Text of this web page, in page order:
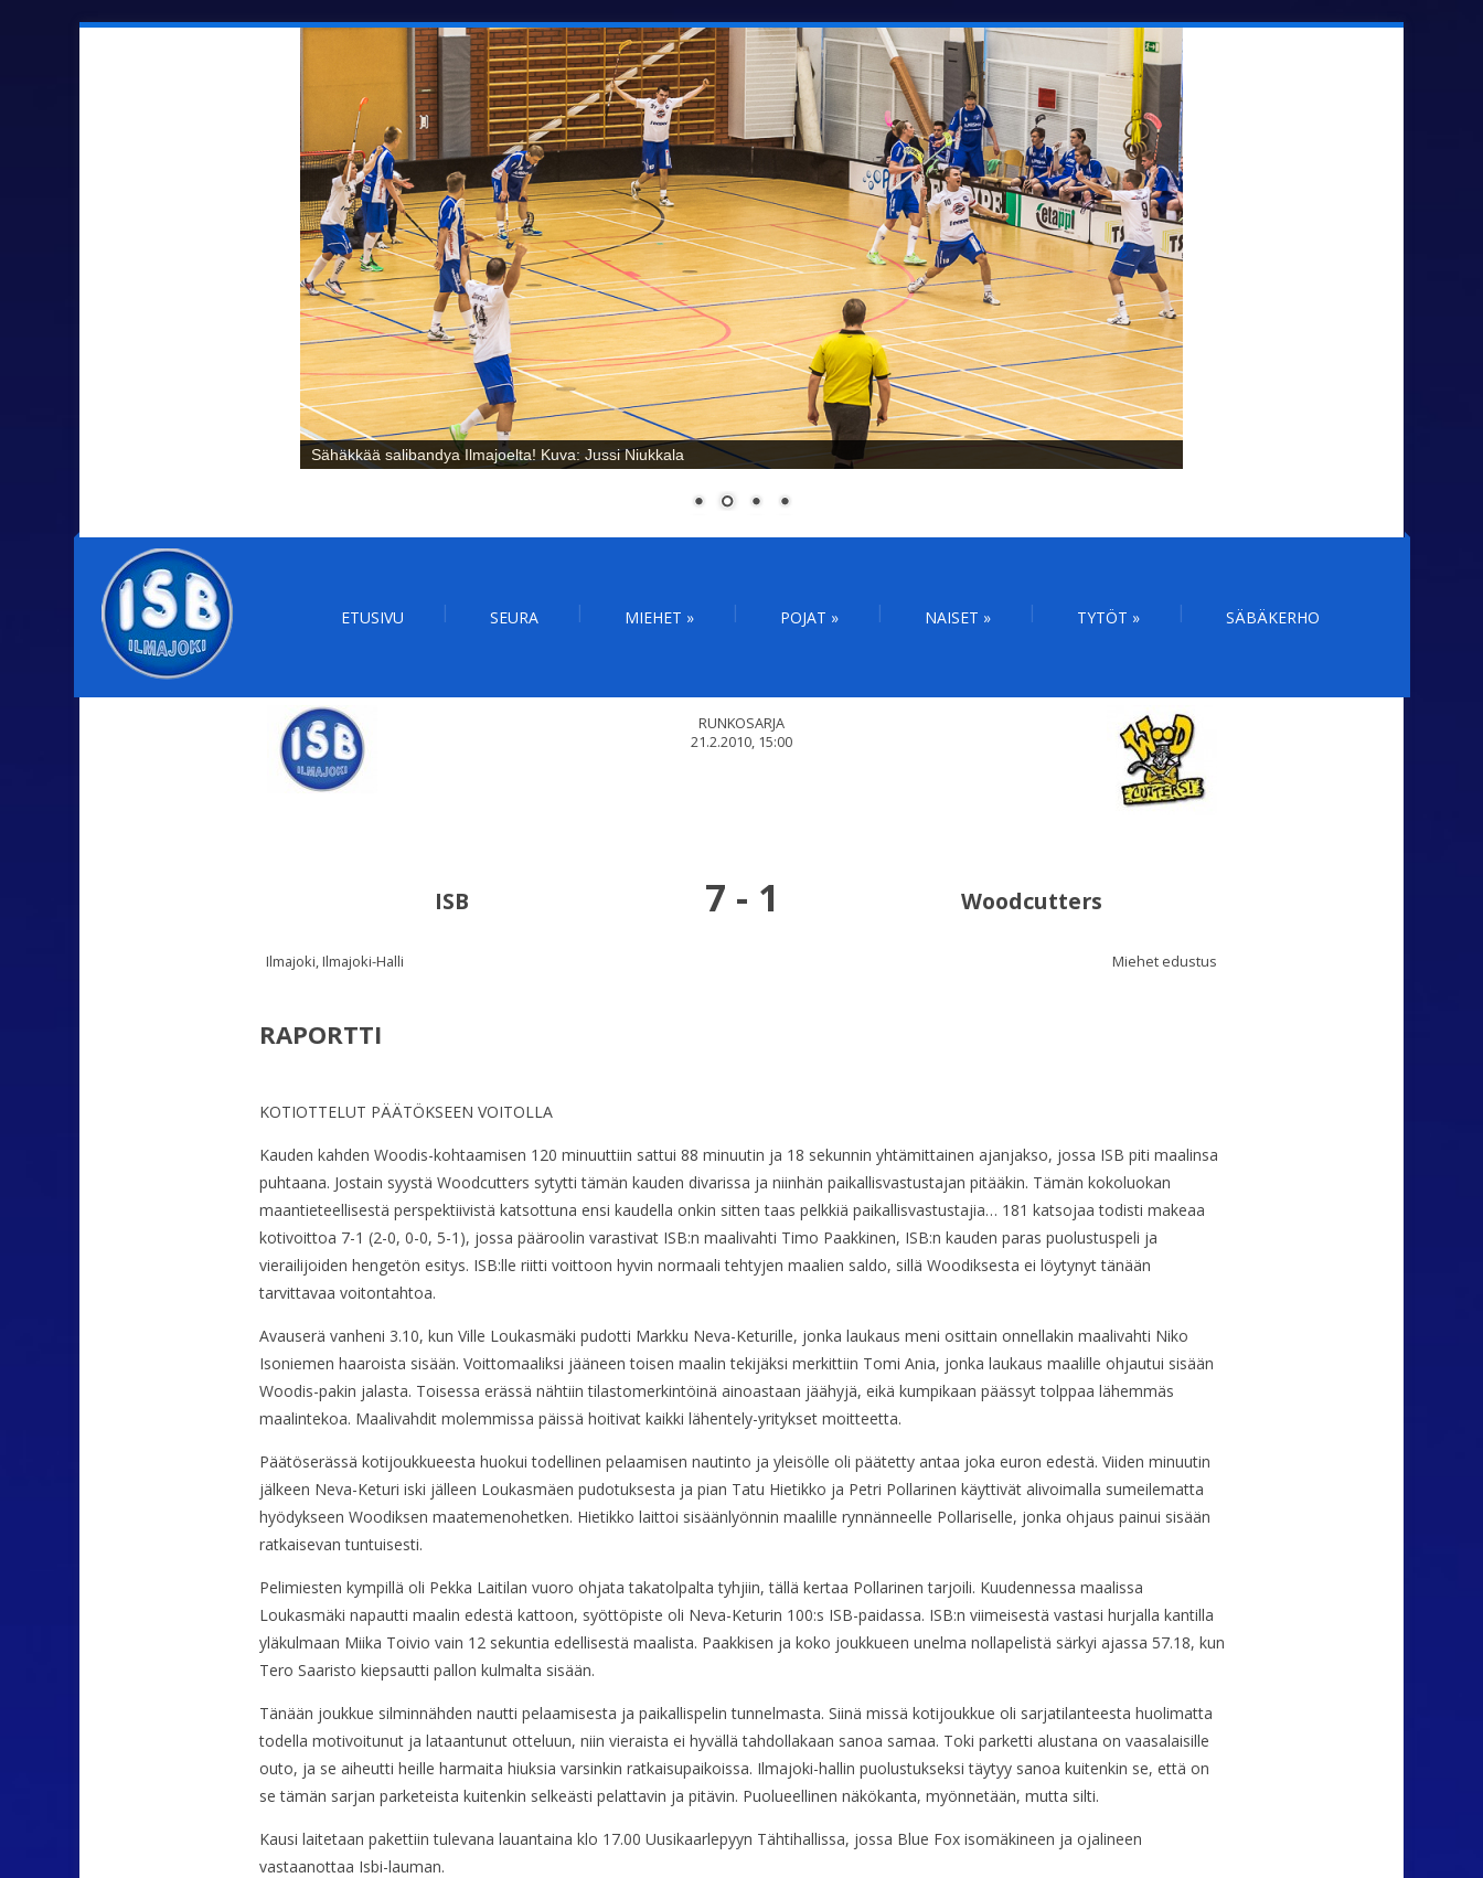
Sähäkkää salibandya Ilmajoelta! Kuva: Jussi Niukkala
ETUSIVU SEURA MIEHET » POJAT » NAISET » TYTÖT » SÄBÄKERHO
RUNKOSARJA
21.2.2010, 15:00
ISB 7 - 1 Woodcutters
Ilmajoki, Ilmajoki-Halli Miehet edustus
RAPORTTI
KOTIOTTELUT PÄÄTÖKSEEN VOITOLLA
Kauden kahden Woodis-kohtaamisen 120 minuuttiin sattui 88 minuutin ja 18 sekunnin yhtämittainen ajanjakso, jossa ISB piti maalinsa
puhtaana. Jostain syystä Woodcutters sytytti tämän kauden divarissa ja niinhän paikallisvastustajan pitääkin. Tämän kokoluokan
maantieteellisestä perspektiivistä katsottuna ensi kaudella onkin sitten taas pelkkiä paikallisvastustajia… 181 katsojaa todisti makeaa
kotivoittoa 7-1 (2-0, 0-0, 5-1), jossa pääroolin varastivat ISB:n maalivahti Timo Paakkinen, ISB:n kauden paras puolustuspeli ja
vierailijoiden hengetön esitys. ISB:lle riitti voittoon hyvin normaali tehtyjen maalien saldo, sillä Woodiksesta ei löytynyt tänään
tarvittavaa voitontahtoa.
Avauserä vanheni 3.10, kun Ville Loukasmäki pudotti Markku Neva-Keturille, jonka laukaus meni osittain onnellakin maalivahti Niko
Isoniemen haaroista sisään. Voittomaaliksi jääneen toisen maalin tekijäksi merkittiin Tomi Ania, jonka laukaus maalille ohjautui sisään
Woodis-pakin jalasta. Toisessa erässä nähtiin tilastomerkintöinä ainoastaan jäähyjä, eikä kumpikaan päässyt tolppaa lähemmäs
maalintekoa. Maalivahdit molemmissa päissä hoitivat kaikki lähentely-yritykset moitteetta.
Päätöserässä kotijoukkueesta huokui todellinen pelaamisen nautinto ja yleisölle oli päätetty antaa joka euron edestä. Viiden minuutin
jälkeen Neva-Keturi iski jälleen Loukasmäen pudotuksesta ja pian Tatu Hietikko ja Petri Pollarinen käyttivät alivoimalla sumeilematta
hyödykseen Woodiksen maatemenohetken. Hietikko laittoi sisäänlyönnin maalille rynnänneelle Pollariselle, jonka ohjaus painui sisään
ratkaisevan tuntuisesti.
Pelimiesten kympillä oli Pekka Laitilan vuoro ohjata takatolpalta tyhjiin, tällä kertaa Pollarinen tarjoili. Kuudennessa maalissa
Loukasmäki napautti maalin edestä kattoon, syöttöpiste oli Neva-Keturin 100:s ISB-paidassa. ISB:n viimeisestä vastasi hurjalla kantilla
yläkulmaan Miika Toivio vain 12 sekuntia edellisestä maalista. Paakkisen ja koko joukkueen unelma nollapelistä särkyi ajassa 57.18, kun
Tero Saaristo kiepsautti pallon kulmalta sisään.
Tänään joukkue silminnähden nautti pelaamisesta ja paikallispelin tunnelmasta. Siinä missä kotijoukkue oli sarjatilanteesta huolimatta
todella motivoitunut ja lataantunut otteluun, niin vieraista ei hyvällä tahdollakaan sanoa samaa. Toki parketti alustana on vaasalaisille
outo, ja se aiheutti heille harmaita hiuksia varsinkin ratkaisupaikoissa. Ilmajoki-hallin puolustukseksi täytyy sanoa kuitenkin se, että on
se tämän sarjan parketeista kuitenkin selkeästi pelattavin ja pitävin. Puolueellinen näkökanta, myönnetään, mutta silti.
Kausi laitetaan pakettiin tulevana lauantaina klo 17.00 Uusikaarlepyyn Tähtihallissa, jossa Blue Fox isomäkineen ja ojalineen
vastaanottaa Isbi-lauman.